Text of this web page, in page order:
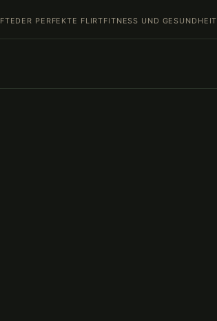
DER PERFEKTE FLIRTFITNESS UND GESUNDHEIT